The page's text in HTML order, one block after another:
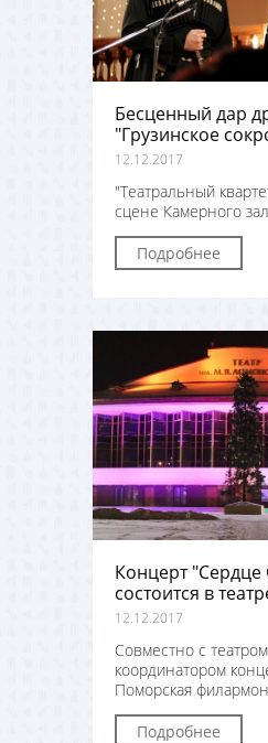
Бесценный дар
"Грузинское
12.12.2017
"Театральный
сцене Камерного
Подробнее
Концерт "Сердце
состоится в
12.12.2017
Совместно с театром
координатором
Поморская
Подробнее